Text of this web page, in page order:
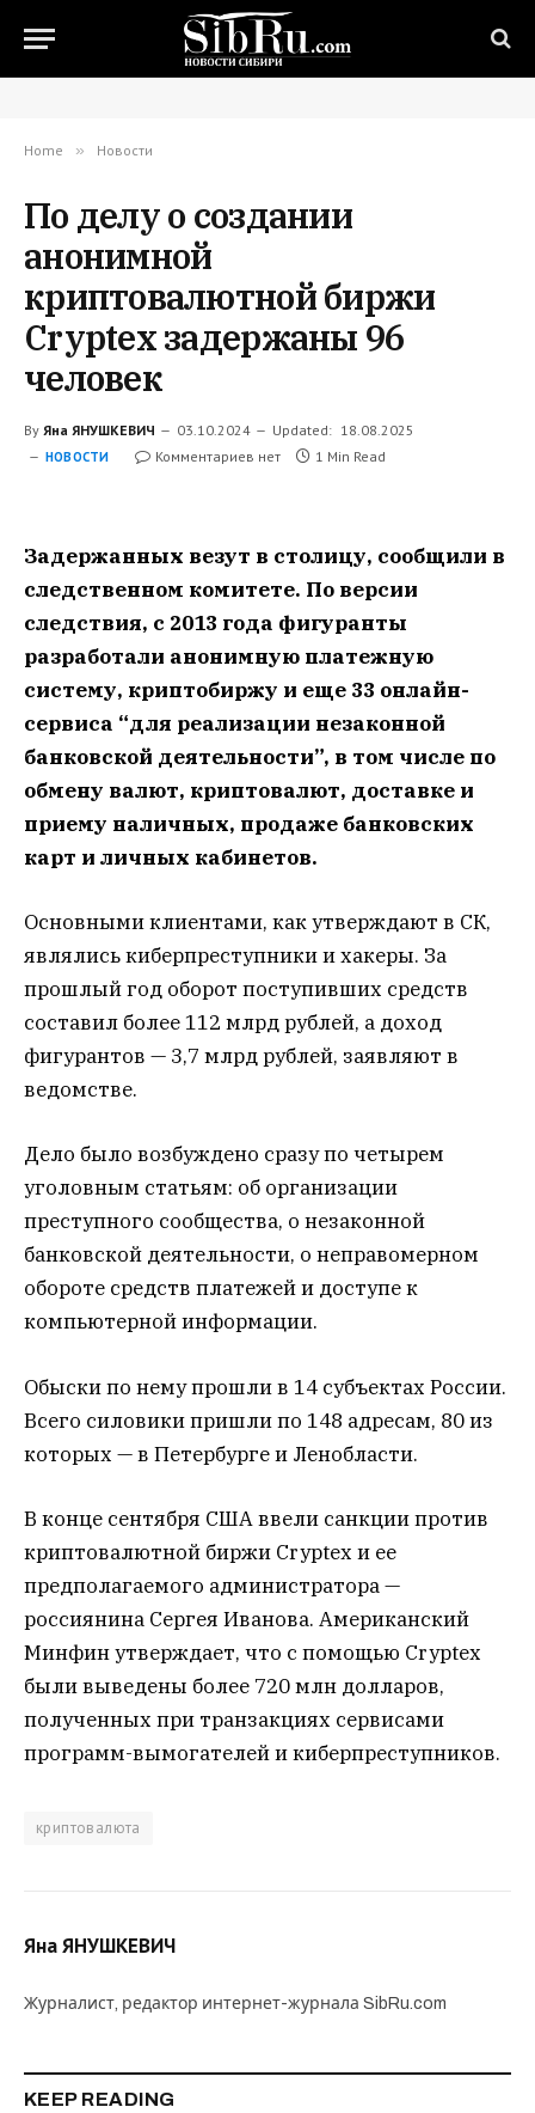
Home » Новости
По делу о создании
анонимной
криптовалютной биржи
Cryptex задержаны 96
человек
By Яна ЯНУШКЕВИЧ 03.10.2024 Updated: 18.08.2025
НОВОСТИ Комментариев нет 1 Min Read
Задержанных везут в столицу, сообщили в
следственном комитете. По версии
следствия, с 2013 года фигуранты
разработали анонимную платежную
систему, криптобиржу и еще 33 онлайн-
сервиса “для реализации незаконной
банковской деятельности”, в том числе по
обмену валют, криптовалют, доставке и
приему наличных, продаже банковских
карт и личных кабинетов.
Основными клиентами, как утверждают в СК,
являлись киберпреступники и хакеры. За
прошлый год оборот поступивших средств
составил более 112 млрд рублей, а доход
фигурантов — 3,7 млрд рублей, заявляют в
ведомстве.
Дело было возбуждено сразу по четырем
уголовным статьям: об организации
преступного сообщества, о незаконной
банковской деятельности, о неправомерном
обороте средств платежей и доступе к
компьютерной информации.
Обыски по нему прошли в 14 субъектах России.
Всего силовики пришли по 148 адресам, 80 из
которых — в Петербурге и Ленобласти.
В конце сентября США ввели санкции против
криптовалютной биржи Cryptex и ее
предполагаемого администратора —
россиянина Сергея Иванова. Американский
Минфин утверждает, что с помощью Cryptex
были выведены более 720 млн долларов,
полученных при транзакциях сервисами
программ-вымогателей и киберпреступников.
криптовалюта
Яна ЯНУШКЕВИЧ
Журналист, редактор интернет-журнала SibRu.com
KEEP READING